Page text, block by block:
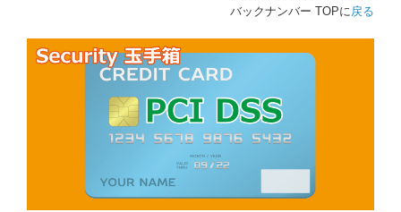
b
o
e
d
I
n
n
a
バックナンバー TOPに戻る